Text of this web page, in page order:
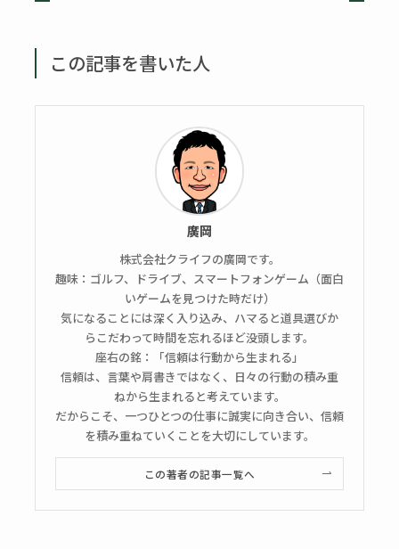
この記事を書いた人
廣岡
株式会社クライフの廣岡です。
趣味：ゴルフ、ドライブ、スマートフォンゲーム（面白
いゲームを見つけた時だけ）
気になることには深く入り込み、ハマると道具選びか
らこだわって時間を忘れるほど没頭します。
座右の銘：「信頼は行動から生まれる」
信頼は、言葉や肩書きではなく、日々の行動の積み重
ねから生まれると考えています。
だからこそ、一つひとつの仕事に誠実に向き合い、信頼
を積み重ねていくことを大切にしています。
この著者の記事一覧へ